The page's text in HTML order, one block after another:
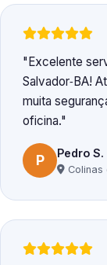
Excelente
Salvador‑BA!
muita
oficina.
P Pedro S.
Colinas